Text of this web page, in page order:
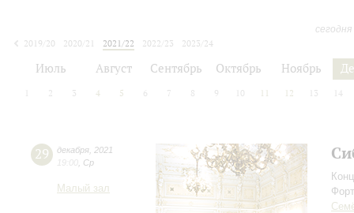
2019/20
2020/21 2021/22 2022/23
2023/24
Июль Август Сентябрь Октябрь Ноябрь
2 3 4 5 6 7 8 9 10 11 12 13 14
29 декабря 2021
19:00 Ср
Малый зал